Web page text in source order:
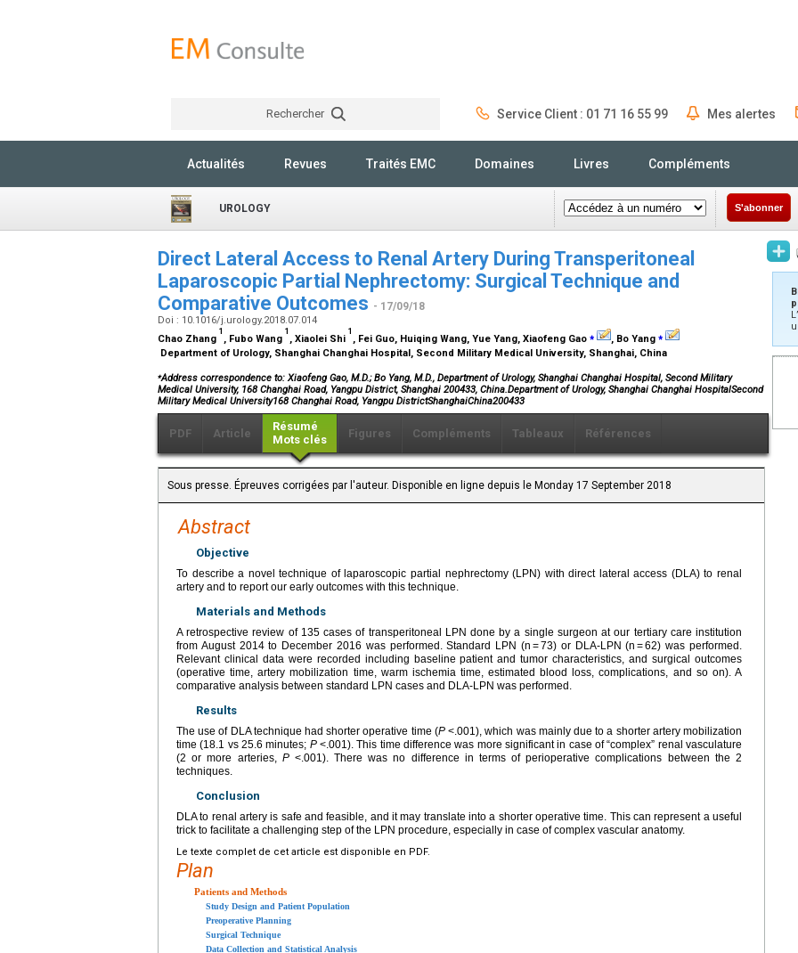
Rechercher Service Client : 01 71 16 55 99 Mes alertes
Actualités Revues Traités EMC Domaines Livres Compléments
UROLOGY S'abonner
Direct Lateral Access to Renal Artery During Transperitoneal
Laparoscopic Partial Nephrectomy: Surgical Technique and
Comparative Outcomes - 17/09/18
Doi : 10.1016/j.urology.2018.07.014
Chao Zhang
1
, Fubo Wang
1
, Xiaolei Shi
1
, Fei Guo, Huiqing Wang, Yue Yang, Xiaofeng Gao ⁎ , Bo Yang ⁎
Department of Urology, Shanghai Changhai Hospital, Second Military Medical University, Shanghai, China
⁎Address correspondence to: Xiaofeng Gao, M.D.; Bo Yang, M.D., Department of Urology, Shanghai Changhai Hospital, Second Military
Medical University, 168 Changhai Road, Yangpu District, Shanghai 200433, China.Department of Urology, Shanghai Changhai HospitalSecond
Military Medical University168 Changhai Road, Yangpu DistrictShanghaiChina200433
PDF Article
Résumé
Mots clés
Figures Compléments Tableaux Références
Sous presse. Épreuves corrigées par l'auteur. Disponible en ligne depuis le Monday 17 September 2018
Abstract
Objective
To describe a novel technique of laparoscopic partial nephrectomy (LPN) with direct lateral access (DLA) to renal
artery and to report our early outcomes with this technique.
Materials and Methods
A retrospective review of 135 cases of transperitoneal LPN done by a single surgeon at our tertiary care institution
from August 2014 to December 2016 was performed. Standard LPN (n = 73) or DLA-LPN (n = 62) was performed.
Relevant clinical data were recorded including baseline patient and tumor characteristics, and surgical outcomes
(operative time, artery mobilization time, warm ischemia time, estimated blood loss, complications, and so on). A
comparative analysis between standard LPN cases and DLA-LPN was performed.
Results
The use of DLA technique had shorter operative time (P<.001), which was mainly due to a shorter artery mobilization
time (18.1 vs 25.6 minutes; P<.001). This time difference was more significant in case of “complex” renal vasculature
(2 or more arteries, P<.001). There was no difference in terms of perioperative complications between the 2
techniques.
Conclusion
DLA to renal artery is safe and feasible, and it may translate into a shorter operative time. This can represent a useful
trick to facilitate a challenging step of the LPN procedure, especially in case of complex vascular anatomy.
Le texte complet de cet article est disponible en PDF.
Plan
Patients and Methods
Study Design and Patient Population
Preoperative Planning
Surgical Technique
Data Collection and Statistical Analysis